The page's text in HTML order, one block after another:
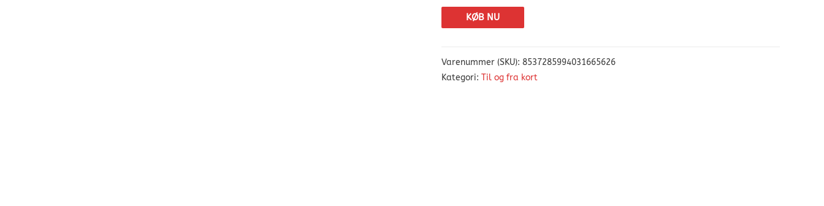
KØB NU
Varenummer (SKU): 8537285994031665626
Kategori: Til og fra kort